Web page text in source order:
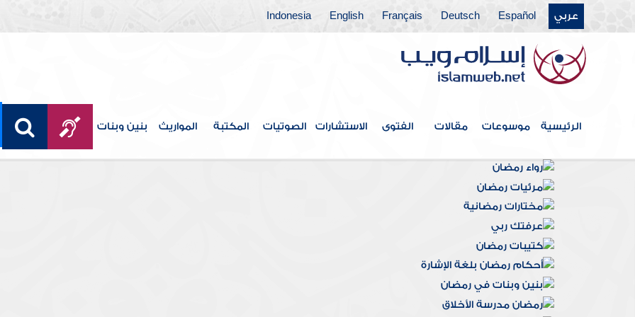
عربي Español
Deutsch
Français
English
Indonesia
الرئيسية موسوعات مقالات الفتوى الاستشارات الصوتيات المكتبة المواريث بنين وبنات